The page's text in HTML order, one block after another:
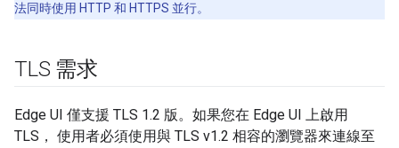
法同時使用 HTTP 和 HTTPS 並行。
TLS 需求
Edge UI 僅支援 TLS 1.2 版。如果您在 Edge UI 上啟用
TLS， 使用者必須使用與 TLS v1.2 相容的瀏覽器來連線至